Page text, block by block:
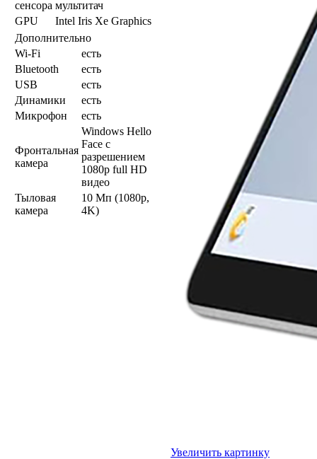
сенсора мультитач
GPU
Intel Iris Xe Graphics
Дополнительно
Wi-Fi
есть
Bluetooth
есть
USB
есть
Динамики
есть
Микрофон
есть
Фронтальная
камера
Windows Hello
Face с
разрешением
1080p full HD
видео
Тыловая
камера
10 Мп (1080p,
4K)
Увеличить картинку